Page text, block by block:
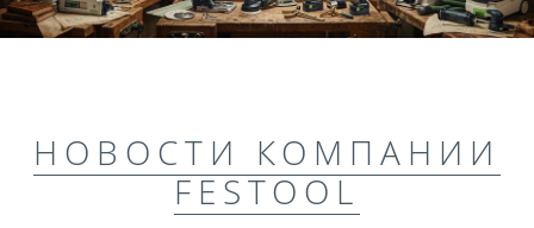
НОВОСТИ КОМПАНИИ
FESTOOL